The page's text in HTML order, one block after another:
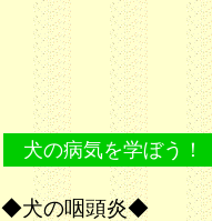
犬の病気を学ぼう！
◆犬の咽頭炎◆